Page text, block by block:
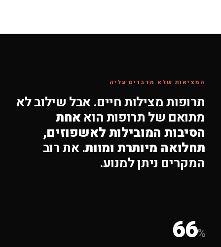
המציאות שלא מדברים עליה
תרופות מצילות חיים. אבל שילוב לא
מתואם של תרופות הואאחת
הסיבות המובילות לאשפוזים,
תחלואה מיותרת ומוות. את רוב
המקרים ניתן למנוע.
66%